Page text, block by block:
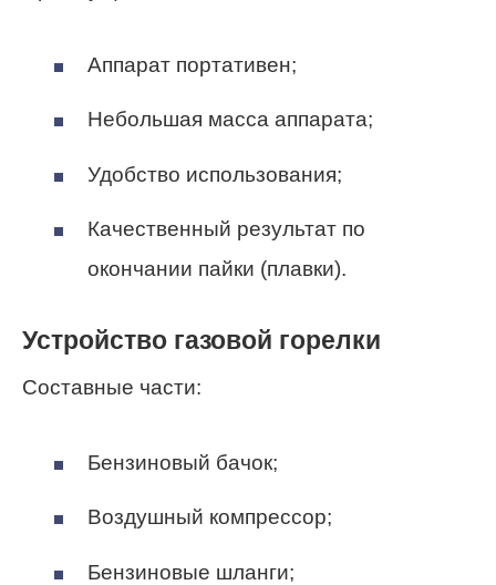
Аппарат портативен;
Небольшая масса аппарата;
Удобство использования;
Качественный результат по
окончании пайки (плавки).
Устройство газовой горелки
Составные части:
Бензиновый бачок;
Воздушный компрессор;
Бензиновые шланги;